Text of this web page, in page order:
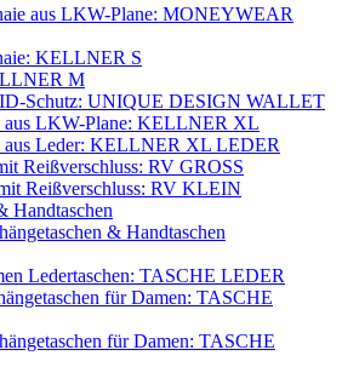
aus LKW-Plane: MONEYWEAR
KELLNER S
M
Schutz: UNIQUE DESIGN WALLET
aus LKW-Plane: KELLNER XL
aus Leder: KELLNER XL LEDER
Reißverschluss: RV GROSS
Reißverschluss: RV KLEIN
Handtaschen
& Handtaschen
Ledertaschen: TASCHE LEDER
für Damen: TASCHE
für Damen: TASCHE